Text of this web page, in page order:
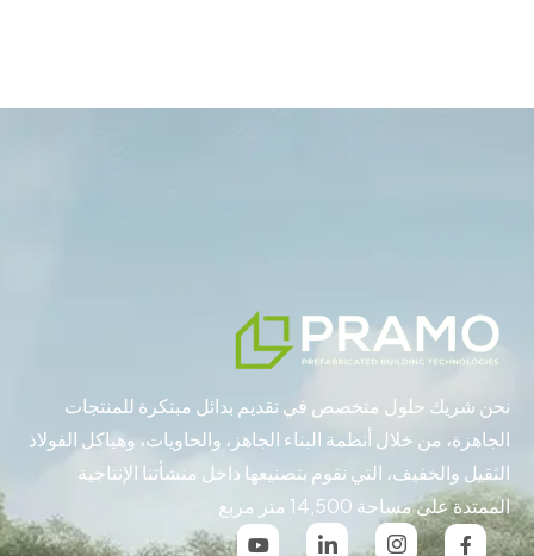
نحن شريك حلول متخصص في تقديم بدائل مبتكرة للمنتجات
الجاهزة، من خلال أنظمة البناء الجاهز، والحاويات، وهياكل الفولاذ
الثقيل والخفيف، التي نقوم بتصنيعها داخل منشأتنا الإنتاجية
الممتدة على مساحة 14,500 متر مربع